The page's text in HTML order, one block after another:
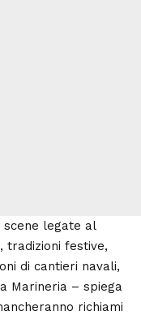
scene legate al
tradizioni festive,
di cantieri navali,
Marineria – spiega
richiami